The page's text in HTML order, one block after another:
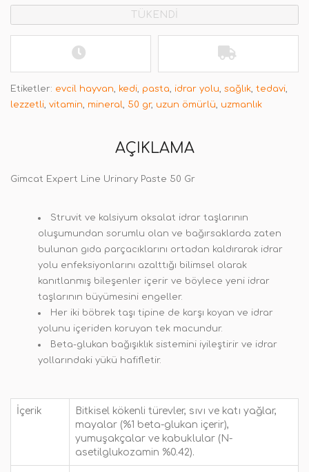
TÜKENDİ
Etiketler: evcil hayvan, kedi, pasta, idrar yolu, sağlık, tedavi,
lezzetli, vitamin, mineral, 50 gr, uzun ömürlü, uzmanlık
AÇIKLAMA
Gimcat Expert Line Urinary Paste 50 Gr
Struvit ve kalsiyum oksalat idrar taşlarının
oluşumundan sorumlu olan ve bağırsaklarda zaten
bulunan gıda parçacıklarını ortadan kaldırarak idrar
yolu enfeksiyonlarını azalttığı bilimsel olarak
kanıtlanmış bileşenler içerir ve böylece yeni idrar
taşlarının büyümesini engeller.
Her iki böbrek taşı tipine de karşı koyan ve idrar
yolunu içeriden koruyan tek macundur.
Beta-glukan bağışıklık sistemini iyileştirir ve idrar
yollarındaki yükü hafifletir.
İçerik
Bitkisel kökenli türevler, sıvı ve katı yağlar,
mayalar (%1 beta-glukan içerir),
yumuşakçalar ve kabuklular (N-
asetilglukozamin %0.42).